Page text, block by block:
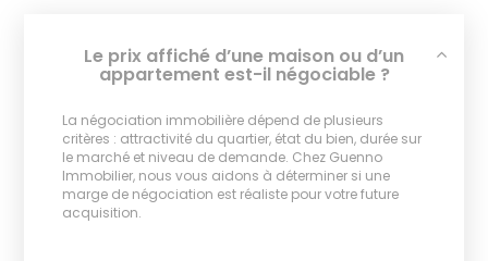
Le prix affiché d’une maison ou d’un
appartement est-il négociable ?
La négociation immobilière dépend de plusieurs
critères : attractivité du quartier, état du bien, durée sur
le marché et niveau de demande. Chez Guenno
Immobilier, nous vous aidons à déterminer si une
marge de négociation est réaliste pour votre future
acquisition.